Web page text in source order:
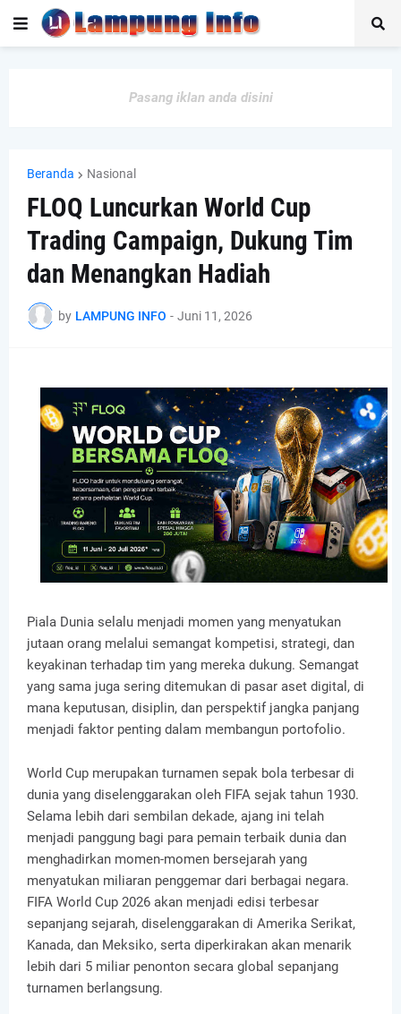
Pasang iklan anda disini
Beranda Nasional
FLOQ Luncurkan World Cup
Trading Campaign, Dukung Tim
dan Menangkan Hadiah
by LAMPUNG INFO - Juni 11, 2026
Piala Dunia selalu menjadi momen yang menyatukan
jutaan orang melalui semangat kompetisi, strategi, dan
keyakinan terhadap tim yang mereka dukung. Semangat
yang sama juga sering ditemukan di pasar aset digital, di
mana keputusan, disiplin, dan perspektif jangka panjang
menjadi faktor penting dalam membangun portofolio.
World Cup merupakan turnamen sepak bola terbesar di
dunia yang diselenggarakan oleh FIFA sejak tahun 1930.
Selama lebih dari sembilan dekade, ajang ini telah
menjadi panggung bagi para pemain terbaik dunia dan
menghadirkan momen-momen bersejarah yang
menyatukan miliaran penggemar dari berbagai negara.
FIFA World Cup 2026 akan menjadi edisi terbesar
sepanjang sejarah, diselenggarakan di Amerika Serikat,
Kanada, dan Meksiko, serta diperkirakan akan menarik
lebih dari 5 miliar penonton secara global sepanjang
turnamen berlangsung.